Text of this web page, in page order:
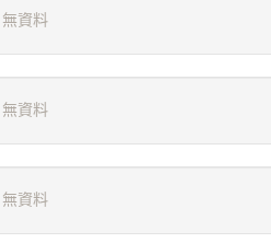
無資料
無資料
無資料